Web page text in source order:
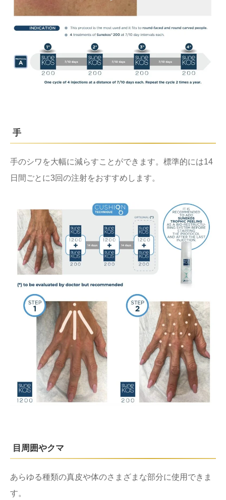
手
手のシワを大幅に減らすことができます。標準的には14
日間ごとに3回の注射をおすすめします。
目周囲やクマ
あらゆる種類の真皮や体のさまざまな部分に使用できま
す。